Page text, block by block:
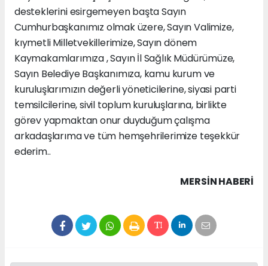
desteklerini esirgemeyen başta Sayın
Cumhurbaşkanımız olmak üzere, Sayın Valimize,
kıymetli Milletvekillerimize, Sayın dönem
Kaymakamlarımıza , Sayın İl Sağlık Müdürümüze,
Sayın Belediye Başkanımıza, kamu kurum ve
kuruluşlarımızın değerli yöneticilerine, siyasi parti
temsilcilerine, sivil toplum kuruluşlarına, birlikte
görev yapmaktan onur duyduğum çalışma
arkadaşlarıma ve tüm hemşehrilerimize teşekkür
ederim..
MERSIN HABERİ